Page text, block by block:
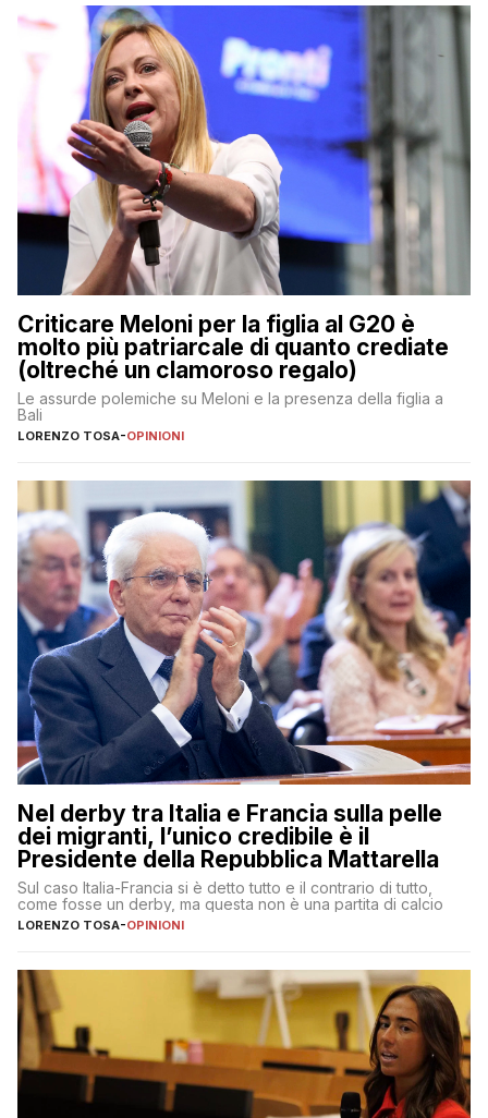
Criticare Meloni per la figlia al G20 è
molto più patriarcale di quanto crediate
(oltreché un clamoroso regalo)
Le assurde polemiche su Meloni e la presenza della figlia a
Bali
LORENZO TOSA-OPINIONI
Nel derby tra Italia e Francia sulla pelle
dei migranti, l’unico credibile è il
Presidente della Repubblica Mattarella
Sul caso Italia-Francia si è detto tutto e il contrario di tutto,
come fosse un derby, ma questa non è una partita di calcio
LORENZO TOSA-OPINIONI